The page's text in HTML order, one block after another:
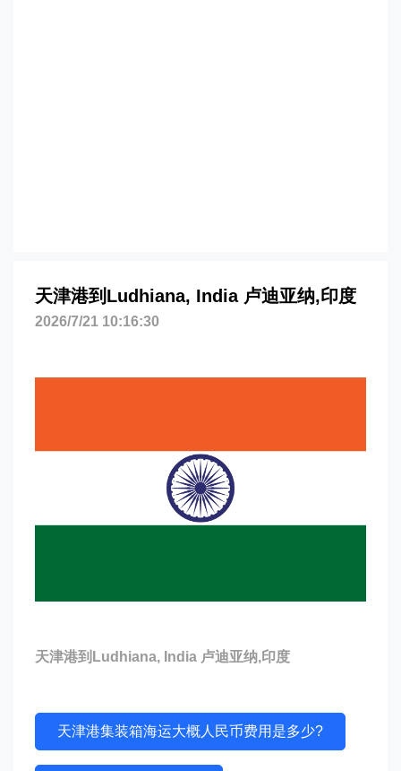
天津港到Ludhiana, India 卢迪亚纳,印度
2026/7/21 10:16:30
天津港到Ludhiana, India 卢迪亚纳,印度
天津港集装箱海运大概人民币费用是多少?